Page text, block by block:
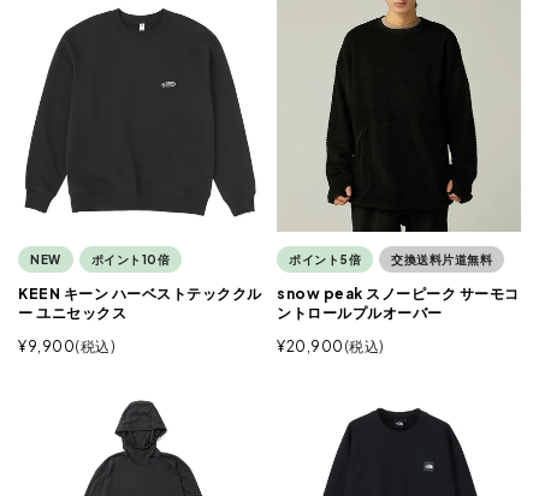
NEW ポイント10倍
KEEN キーン ハーベストテッククル
ー ユニセックス
¥9,900 税込
ポイント5倍 交換送料片道無料
snow peak スノーピーク サーモコ
ントロールプルオーバー
¥20,900 税込